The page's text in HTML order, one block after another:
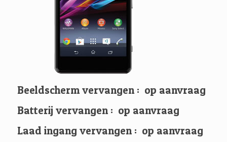
Beeldscherm vervangen : op aanvraag
Batterij vervangen : op aanvraag
Laad ingang vervangen : op aanvraag